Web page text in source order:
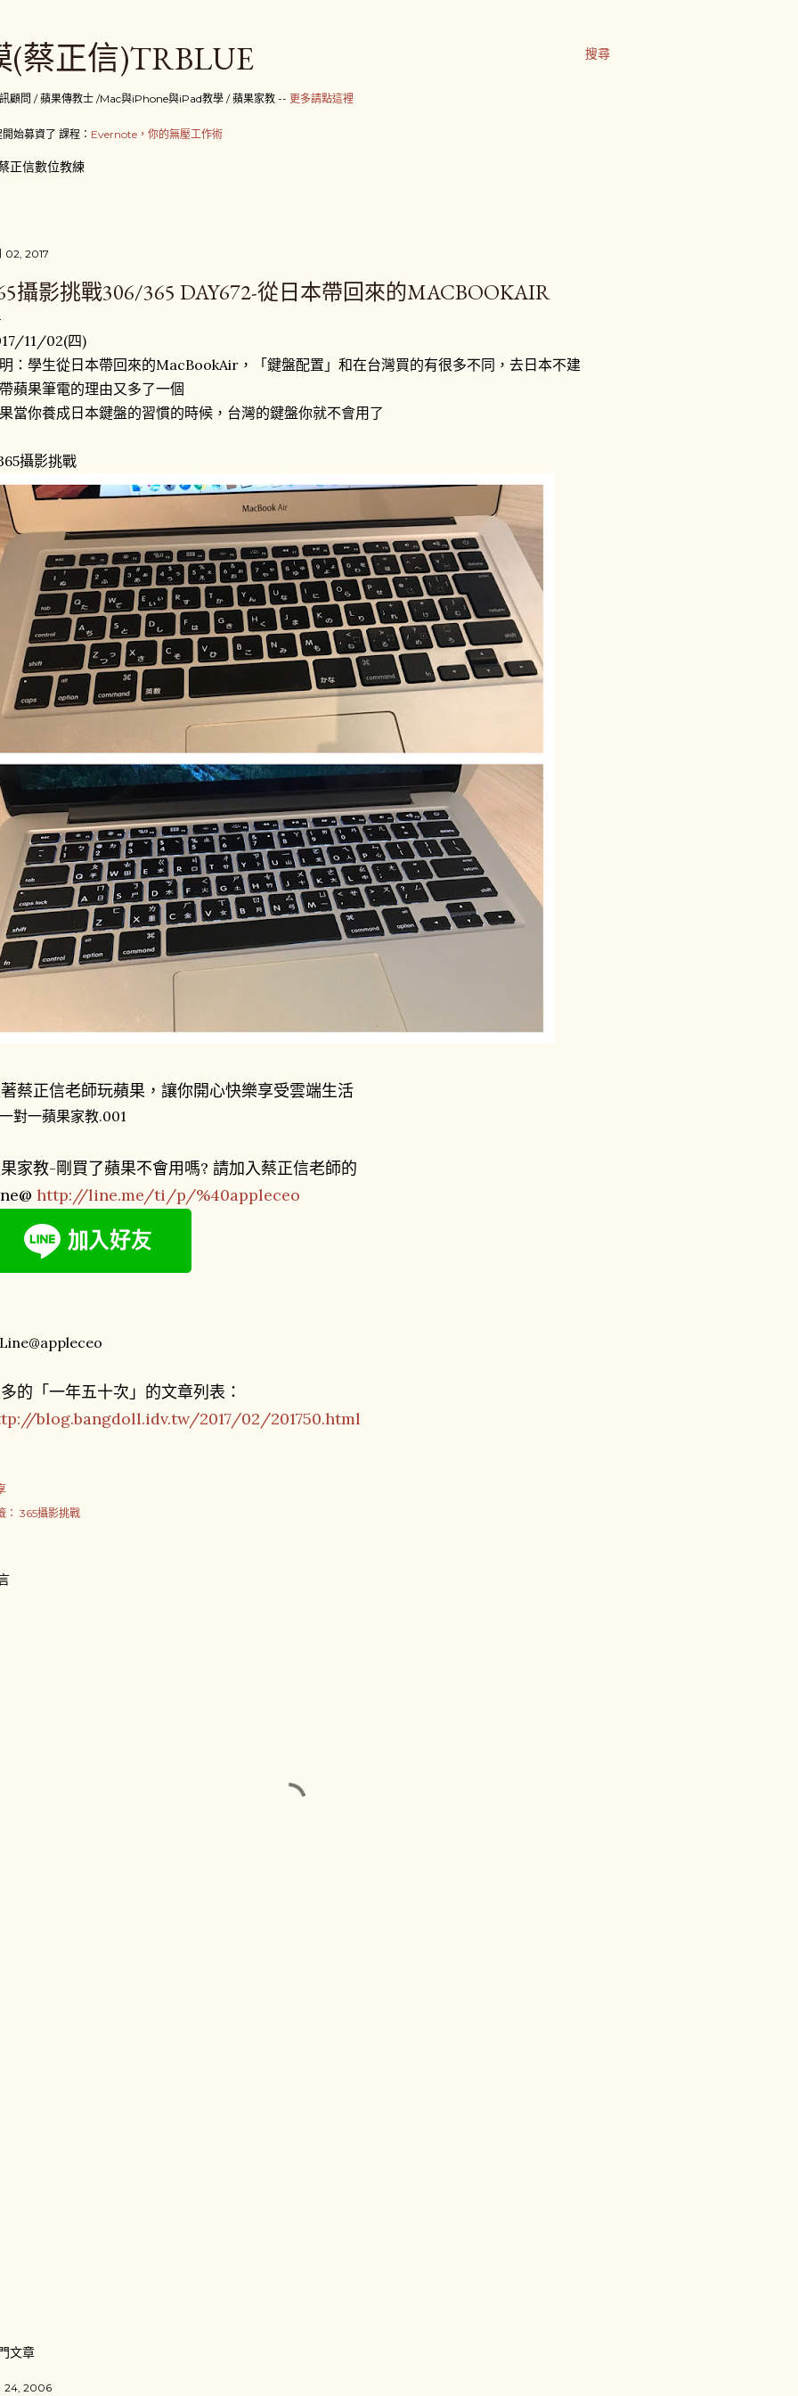
搜尋
(蔡正信)TRBLUE
顧問 / 蘋果傳教士 /Mac與iPhone與iPad教學 / 蘋果家教 -- 更多請點這裡
始募資了 課程： Evernote，你的無壓工作術
正信數位教練
02, 2017
攝影挑戰306/365 DAY672-從日本帶回來的MACBOOKAIR
11/02(四)
：學生從日本帶回來的MacBookAir，「鍵盤配置」和在台灣買的有很多不同，去日本不建
蘋果筆電的理由又多了一個
當你養成日本鍵盤的習慣的時候，台灣的鍵盤你就不會用了
攝影挑戰
蔡正信老師玩蘋果，讓你開心快樂享受雲端生活
家教-剛買了蘋果不會用嗎? 請加入蔡正信老師的
http://line.me/ti/p/%40appleceo
的「一年五十次」的文章列表：
blog.bangdoll.idv.tw/2017/02/201750.html
： 365攝影挑戰
文章
24, 2006